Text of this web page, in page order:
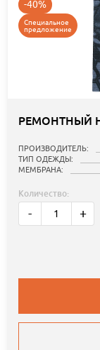
-40%
Специальное
предложение
РЕМОНТНЫЙ
ПРОИЗВОДИТЕЛЬ:
ТИП ОДЕЖДЫ:
МЕМБРАНА:
Количество:
- +